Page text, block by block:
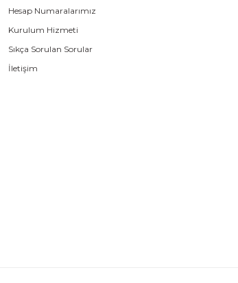
Hesap Numaralarımız
Kurulum Hizmeti
Sıkça Sorulan Sorular
İletişim